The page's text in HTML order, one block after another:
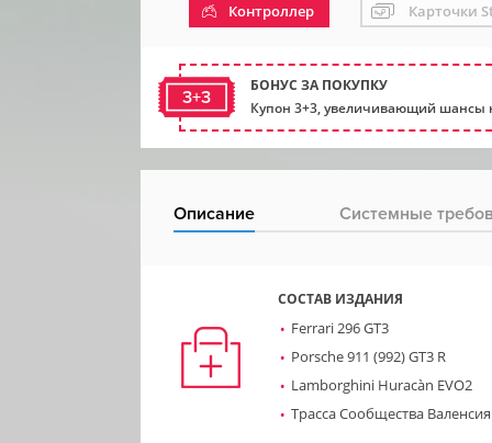
Контроллер Карточки
3+3
БОНУС ЗА ПОКУПКУ
Купон 3+3, увеличивающий шансы
Описание Системные
СОСТАВ ИЗДАНИЯ
Ferrari 296 GT3
Porsche 911 (992) GT3 R
Lamborghini Huracàn EVO2
Трасса Сообщества